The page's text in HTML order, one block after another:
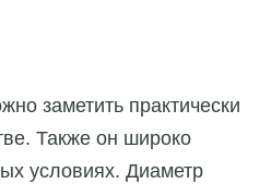
заметить практически
Также он широко
условиях. Диаметр